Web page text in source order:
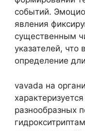
событий.
явления
существенным
указателей, что
определение
vavada на
разнообразных